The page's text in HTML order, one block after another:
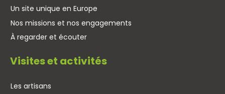
Un site unique en Europe
Nos missions et nos engagements
À regarder et écouter
Visites et activités
Les artisans